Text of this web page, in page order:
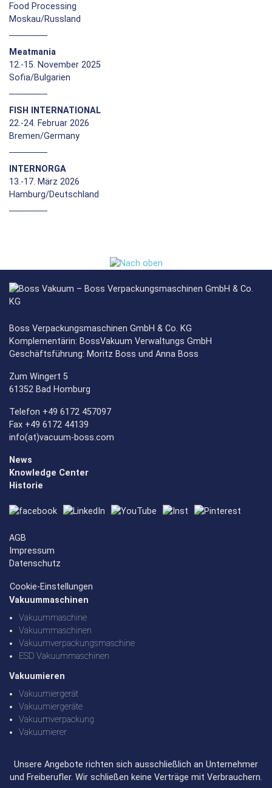
Food Processing
Moskau/Russland
Meatmania
12.-15. November 2025
Sofia/Bulgarien
FISH INTERNATIONAL
22.-24. Februar 2026
Bremen/Germany
INTERNORGA
13.-17. März 2026
Hamburg/Deutschland
Boss Verpackungsmaschinen GmbH & Co. KG
Komplementärin: BossVakuum Verwaltungs GmbH
Geschäftsführung: Moritz Boss und Anna Boss
Zum Wingert 5
61352 Bad Homburg
Telefon +49 6172 457097
Fax +49 6172 44139
info(at)vacuum-boss.com
News
Knowledge Center
Historie
AGB
Impressum
Datenschutz
Cookie-Einstellungen
Vakuummaschinen
Vakuummaschine
Vakuummaschinen
Vakuumverpackungsmaschine
ESD Vakuummaschinen
Vakuumieren
Vakuumiergerät
Vakuumiergeräte
Vakuumverpackung
Vakuumierer
Unsere Angebote richten sich ausschließlich an Unternehmer
und Freiberufler. Wir schließen keine Verträge mit Verbrauchern.